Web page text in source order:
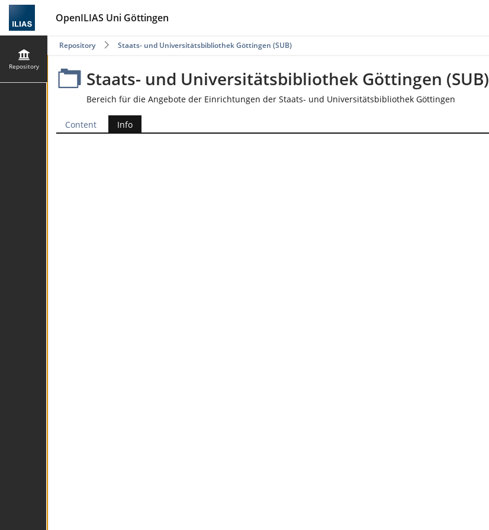
OpenILIAS Uni Göttingen
Repository
Repository Staats- und Universitätsbibliothek Göttingen (SUB)
Staats- und Universitätsbibliothek Göttingen (SUB)
Bereich für die Angebote der Einrichtungen der Staats- und Universitätsbibliothek Göttingen
Content Info